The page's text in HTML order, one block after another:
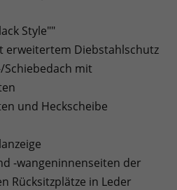
Style""
erweitertem Diebstahlschutz
Schiebedach mit
und Heckscheibe
-wangeninnenseiten der
Rücksitzplätze in Leder